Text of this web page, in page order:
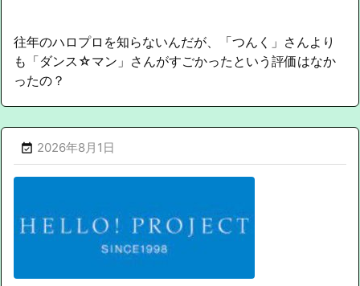
往年のハロプロを知らないんだが、「つんく」さんより
も「ダンス☆マン」さんがすごかったという評価はなか
ったの？
 2026年8月1日